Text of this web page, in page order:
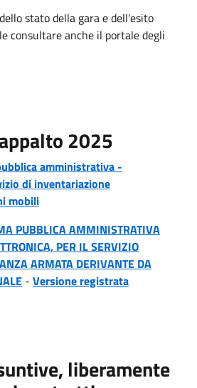
stato della gara e dell'esito
consultare anche il portale degli
2025
amministrativa -
di inventariazione
mobili
PUBBLICA AMMINISTRATIVA
PER IL SERVIZIO
ARMATA DERIVANTE DA
- Versione registrata
liberamente